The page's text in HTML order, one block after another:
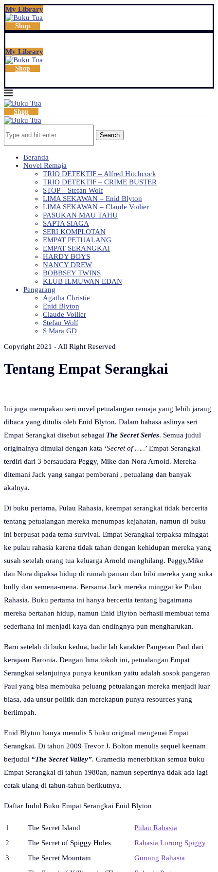
My Library
Shop
My Library
Shop
Shop
Search
Beranda
Novel Remaja
TRIO DETEKTIF – Alfred Hitchcock
TRIO DETEKTIF – CRIME BUSTER
STOP – Stefan Wolf
LIMA SEKAWAN – Enid Blyton
LIMA SEKAWAN – Claude Voilier
PASUKAN MAU TAHU
SAPTA SIAGA
SERI KOMPLOTAN
EMPAT PETUALANG
EMPAT SERANGKAI
HARDY BOYS
NANCY DREW
BOBBSEY TWINS
KLUB ILMUWAN EDAN
Pengarang
Agatha Christie
Enid Blyton
Claude Voilier
Stefan Wolf
S Mara GD
Copyright 2021 - All Right Reserved
Tentang Empat Serangkai
Ini juga merupakan seri novel petualangan remaja yang lebih jarang
dibaca yang ditulis oleh Enid Blyton. Dalam bahasa aslinya seri
Empat Serangkai disebut sebagai The Secret Series. Semua judul
originalnya dimulai dengan kata ‘Secret of …..’ Empat Serangkai
terdiri dari 3 bersaudara Peggy, Mike dan Nora Arnold. Mereka
ditemani Jack yang sangat pemberani , petualang dan banyak
akalnya.
Di buku pertama, Pulau Rahasia, keempat serangkai tidak bercerita
tentang petualangan mereka menumpas kejahatan, namun di buku
ini berpusat pada tema survival. Empat Serangkai terpaksa minggat
ke pulau rahasia karena tidak tahan dengan kehidupan mereka yang
susah setelah orang tua keluarga Arnold menghilang. Peggy,Mike
dan Nora dipaksa hidup di rumah paman dan bibi mereka yang suka
bully dan semena-mena. Bersama Jack mereka minggat ke Pulau
Rahasia. Buku pertama ini hanya bercerita tentang bagaimana
mereka bertahan hidup, namun Enid Blyton berhasil membuat tema
sederhana ini menjadi kaya dan endingnya pun mengharukan.
Baru setelah di buku kedua, hadir lah karakter Pangeran Paul dari
kerajaan Baronia. Dengan lima tokoh ini, petualangan Empat
Serangkai selanjutnya punya keunikan yaitu adalah sosok pangeran
Paul yang bisa membuka peluang petualangan mereka menjadi luar
biasa, ada unsur politik dan merekapun punya resources yang
berlimpah.
Enid Blyton hanya menulis 5 buku original mengenai Empat
Serangkai. Di tahun 2009 Trevor J. Bolton menulis sequel keenam
berjudul “The Secret Valley”. Gramedia menerbitkan semua buku
Empat Serangkai di tahun 1980an, namun sepertinya tidak ada lagi
cetak ulang di tahun-tahun berikutnya.
Daftar Judul Buku Empat Serangkai Enid Blyton
1 The Secret Island
Pulau Rahasia
2
The Secret of Spiggy Holes
Rahasia Lorong Spiggy
3
The Secret Mountain
Gunung Rahasia